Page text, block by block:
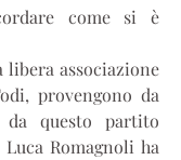
come si è
associazione
provengono da
questo partito
Romagnoli ha